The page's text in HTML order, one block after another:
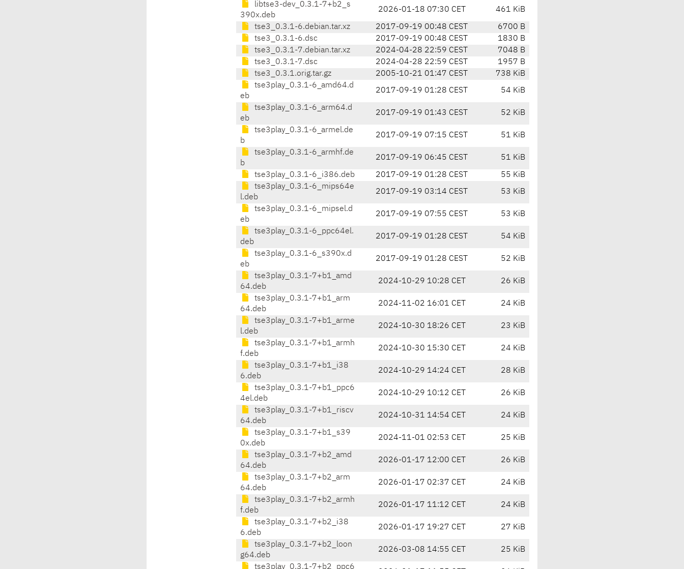
libtse3-dev_0.3.1-7+b2_s
390x.deb
2026-01-18 07:30 CET 461 KiB
tse3_0.3.1-6.debian.tar.xz 2017-09-19 00:48 CEST
6700 B
tse3_0.3.1-6.dsc
2017-09-19 00:48 CEST
1830 B
tse3_0.3.1-7.debian.tar.xz
2024-04-28 22:59 CEST
7048 B
tse3_0.3.1-7.dsc
2024-04-28 22:59 CEST
1957 B
tse3_0.3.1.orig.tar.gz
2005-10-21 01:47 CEST
738 KiB
tse3play_0.3.1-6_amd64.d
eb
2017-09-19 01:28 CEST 54 KiB
tse3play_0.3.1-6_arm64.d
eb
2017-09-19 01:43 CEST 52 KiB
tse3play_0.3.1-6_armel.de
b
2017-09-19 07:15 CEST 51 KiB
tse3play_0.3.1-6_armhf.de
b
2017-09-19 06:45 CEST 51 KiB
tse3play_0.3.1-6_i386.deb 2017-09-19 01:28 CEST
55 KiB
tse3play_0.3.1-6_mips64e
l.deb
2017-09-19 03:14 CEST 53 KiB
tse3play_0.3.1-6_mipsel.d
eb
2017-09-19 07:55 CEST 53 KiB
tse3play_0.3.1-6_ppc64el.
deb
2017-09-19 01:28 CEST 54 KiB
tse3play_0.3.1-6_s390x.d
eb
2017-09-19 01:28 CEST 52 KiB
tse3play_0.3.1-7+b1_amd
64.deb
2024-10-29 10:28 CET 26 KiB
tse3play_0.3.1-7+b1_arm
64.deb
2024-11-02 16:01 CET 24 KiB
tse3play_0.3.1-7+b1_arme
l.deb
2024-10-30 18:26 CET 23 KiB
tse3play_0.3.1-7+b1_armh
f.deb
2024-10-30 15:30 CET 24 KiB
tse3play_0.3.1-7+b1_i38
6.deb
2024-10-29 14:24 CET 28 KiB
tse3play_0.3.1-7+b1_ppc6
4el.deb
2024-10-29 10:12 CET 26 KiB
tse3play_0.3.1-7+b1_riscv
64.deb
2024-10-31 14:54 CET 24 KiB
tse3play_0.3.1-7+b1_s39
0x.deb
2024-11-01 02:53 CET 25 KiB
tse3play_0.3.1-7+b2_amd
64.deb
2026-01-17 12:00 CET 26 KiB
tse3play_0.3.1-7+b2_arm
64.deb
2026-01-17 02:37 CET 24 KiB
tse3play_0.3.1-7+b2_armh
f.deb
2026-01-17 11:12 CET 24 KiB
tse3play_0.3.1-7+b2_i38
6.deb
2026-01-17 19:27 CET 27 KiB
tse3play_0.3.1-7+b2_loon
g64.deb
2026-03-08 14:55 CET 25 KiB
tse3play_0.3.1-7+b2_ppc6